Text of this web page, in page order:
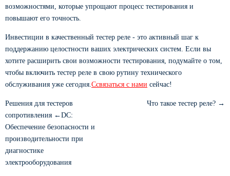
возможностями, которые упрощают процесс тестирования и
повышают его точность.
Инвестиции в качественный тестер реле - это активный шаг к
поддержанию целостности ваших электрических систем. Если вы
хотите расширить свои возможности тестирования, подумайте о том,
чтобы включить тестер реле в свою рутину технического
обслуживания уже сегодня.Cсвязаться с нами сейчас!
Решения для тестеров
сопротивления ←DC:
Обеспечение безопасности и
производительности при
диагностике
электрооборудования
Что такое тестер реле? →